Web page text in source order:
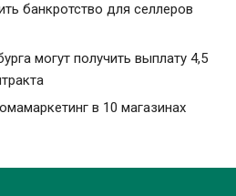
банкротство для селлеров
могут получить выплату 4,5
в 10 магазинах